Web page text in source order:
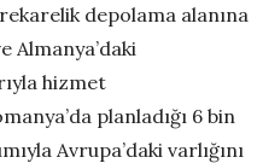
depolama alanına
Almanya’daki
hizmet
planladığı 6 bin
Avrupa’daki varlığını